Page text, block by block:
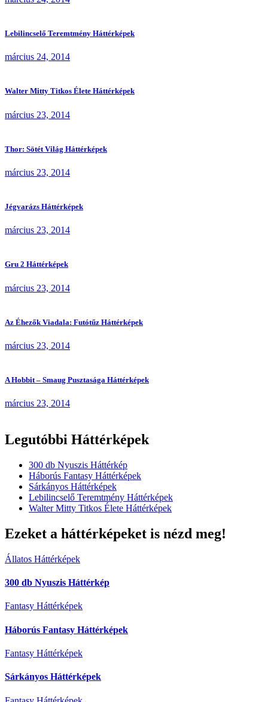
Lebilincselő Teremtmény Háttérképek
március 24, 2014
Walter Mitty Titkos Élete Háttérképek
március 23, 2014
Thor: Sötét Világ Háttérképek
március 23, 2014
Jégvarázs Háttérképek
március 23, 2014
Gru 2 Háttérképek
március 23, 2014
Az Éhezők Viadala: Futótűz Háttérképek
március 23, 2014
A Hobbit – Smaug Pusztasága Háttérképek
március 23, 2014
Legutóbbi Háttérképek
300 db Nyuszis Háttérkép
Háborús Fantasy Háttérképek
Sárkányos Háttérképek
Lebilincselő Teremtmény Háttérképek
Walter Mitty Titkos Élete Háttérképek
Ezeket a háttérképeket is nézd meg!
Állatos Háttérképek
300 db Nyuszis Háttérkép
Fantasy Háttérképek
Háborús Fantasy Háttérképek
Fantasy Háttérképek
Sárkányos Háttérképek